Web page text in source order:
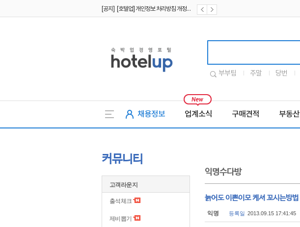
[공지] [호텔업] 개인정보 처리방침 개정본1 (19.09.02)
부부팀 주말 당번
채용정보 업계소식 구매견적 부동산
커뮤니티
고객라운지
출석체크
제비뽑기
익명수다방
늙어도 이쁜이모 케셔 꼬시는방법
익명 등록일 2013.09.15 17:41:45